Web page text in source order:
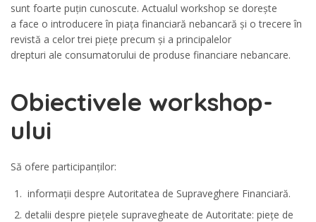
sunt foarte puțin cunoscute. Actualul workshop se dorește
a face o introducere în piața financiară nebancară și o trecere în
revistă a celor trei piețe precum și a principalelor
drepturi ale consumatorului de produse financiare nebancare.
Obiectivele workshop-
ului
Să ofere participanților:
informații despre Autoritatea de Supraveghere Financiară.
detalii despre piețele supravegheate de Autoritate: piețe de